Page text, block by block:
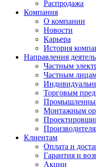
Распродажа
Компания
О компании
Новости
Карьера
История
Направления
Частным
Частным
Торговым
Монтажным
Клиентам
Оплата и
Гарантия и
Акции